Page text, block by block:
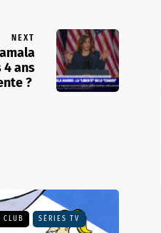
NEXT
4 ans
?
CLUB SÉRIES TV